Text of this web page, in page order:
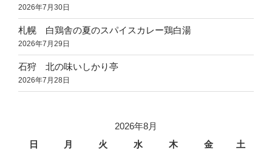
2026年7月30日
札幌 白鶏舎の夏のスパイスカレー鶏白湯
2026年7月29日
石狩 北の味いしかり亭
2026年7月28日
2026年8月
日
月 火 水 木 金 土